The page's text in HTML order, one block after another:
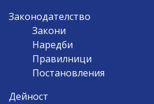
Законодателство
Закони
Наредби
Правилници
Постановления
Дейност